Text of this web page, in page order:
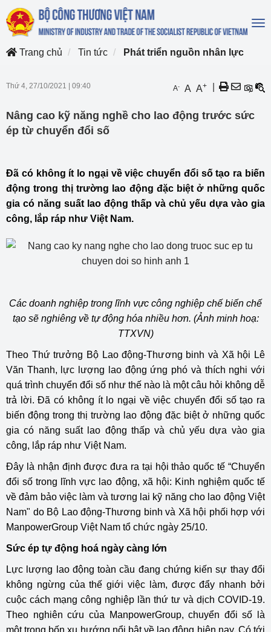
Trang chủ
Tin tức Phát triển nguồn nhân lực
Thứ 4, 27/10/2021 09:40 A- A A+
Nâng cao kỹ năng nghề cho lao động trước sức
ép từ chuyển đổi số
Đã có không ít lo ngại về việc chuyển đổi số tạo ra biến
động trong thị trường lao động đặc biệt ở những quốc
gia có năng suất lao động thấp và chủ yếu dựa vào gia
công, lắp ráp như Việt Nam.
Các doanh nghiệp trong lĩnh vực công nghiệp chế biến chế
tạo sẽ nghiêng về tự động hóa nhiều hơn. (Ảnh minh hoạ:
TTXVN)
Theo Thứ trưởng Bộ Lao động-Thương binh và Xã hội Lê
Văn Thanh, lực lượng lao động ứng phó và thích nghi với
quá trình chuyển đổi số như thế nào là một câu hỏi không dễ
trả lời. Đã có không ít lo ngại về việc chuyển đổi số tạo ra
biến động trong thị trường lao động đặc biệt ở những quốc
gia có năng suất lao động thấp và chủ yếu dựa vào gia
công, lắp ráp như Việt Nam.
Đây là nhận định được đưa ra tại hội thảo quốc tế “Chuyển
đổi số trong lĩnh vực lao động, xã hội: Kinh nghiệm quốc tế
về đảm bảo việc làm và tương lai kỹ năng cho lao động Việt
Nam" do Bộ Lao động-Thương binh và Xã hội phối hợp với
ManpowerGroup Việt Nam tổ chức ngày 25/10.
Sức ép tự động hoá ngày càng lớn
Lực lượng lao động toàn cầu đang chứng kiến sự thay đổi
không ngừng của thế giới việc làm, được đẩy nhanh bởi
cuộc cách mạng công nghiệp lần thứ tư và dịch COVID-19.
Theo nghiên cứu của ManpowerGroup, chuyển đổi số là
một trong bốn xu hướng nổi bật về lao động hiện nay. Có tới